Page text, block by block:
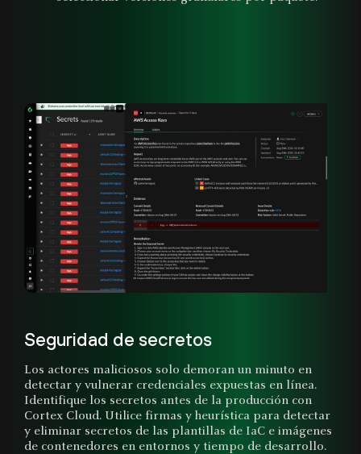
Seguridad de secretos
Los actores maliciosos solo demoran un minuto en
detectar y vulnerar credenciales expuestas en línea.
Identifique los secretos antes de la producción con
Cortex Cloud. Utilice firmas y heurística para detectar
y eliminar secretos de las plantillas de IaC e imágenes
de contenedores en entornos y tiempo de desarrollo.